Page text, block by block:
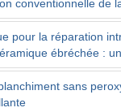
conventionnelle de
pour la réparation
ébréchée :
sans